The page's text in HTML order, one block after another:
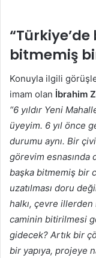
bitmemiş
Konuyla ilgili
imam olan İbrahim
“6 yıldır Yeni
üyeyim. 6 yıl önce
durumu aynı. Bir çivi
görevim esnasında
başka bitmemiş bir
uzatılması doru
halkı, çevre
caminin bitirilmesi
gidecek? Artık bir
bir yapıya, projeye